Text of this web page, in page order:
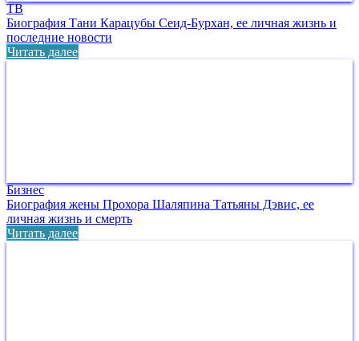
ТВ
Биография Тани Карацубы Сеид-Бурхан, ее личная жизнь и
последние новости
Читать далее
Бизнес
Биография жены Прохора Шаляпина Татьяны Дэвис, ее
личная жизнь и смерть
Читать далее